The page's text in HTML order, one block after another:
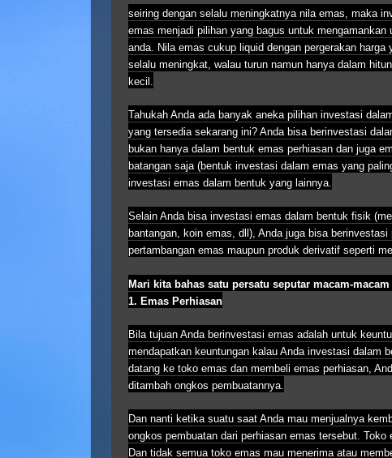
seiring dengan selalu meningkatnya nila emas, maka
emas menjadi pilihan yang bagus untuk mengamankan
anda. Nila emas cukup liquid dengan pergerakan harga
selalu meningkat, walau turun namun hanya dalam
kecil.
Tahukah Anda ada banyak aneka pilihan investasi
yang tersedia sekarang ini? Anda bisa berinvestasi
bukan hanya dalam bentuk emas perhiasan dan juga
batangan saja (bentuk investasi dalam emas yang
investasi emas dalam bentuk yang lainnya.
Selain Anda bisa investasi emas dalam bentuk fisik
bantangan, koin emas, dll), Anda juga bisa
pertambangan emas maupun produk derivatif seperti
Mari kita bahas satu persatu seputar macam-
1. Emas Perhiasan
Bila tujuan Anda berinvestasi emas adalah untuk
mendapatkan keuntungan kalau Anda investasi dalam
datang ke toko emas dan membeli emas perhiasan,
ditambah ongkos pembuatannya.
Dan nanti ketika suatu saat Anda mau menjualnya
ongkos pembuatan dari perhiasan emas tersebut.
Dan tidak semua toko emas mau menerima atau